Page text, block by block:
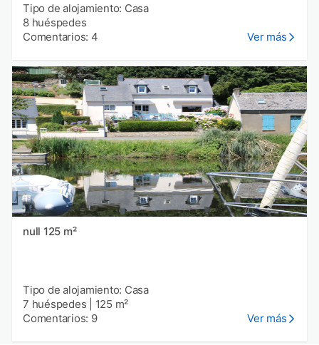
Tipo de alojamiento: Casa
8 huéspedes
Comentarios: 4
Ver más
null 125 m²
Tipo de alojamiento: Casa
7 huéspedes
125 m²
Comentarios: 9
Ver más